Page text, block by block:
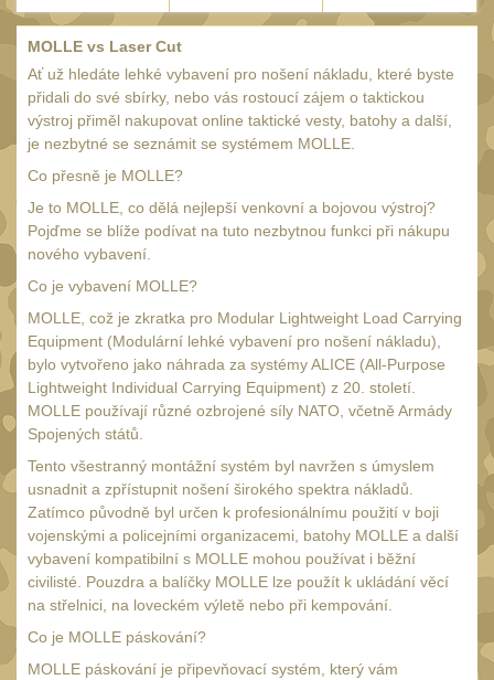
Nášivky104
Ponča a pláštěnky
Čepice, kukly, šátky50
Šiltovky
Chrániče sluchu
Ostatní40
DOPLŇKY(398)
vycpávky
Karabiny a přezky75
Kroužky, šňůrky,
koncovky25
Nášivky
Samonavíjecí držáky1
Zámky1
Nepromokavý potahy a
vaky
Adaptéry
MOLLE vs Laser Cut
Ať už hledáte lehké vybavení pro nošení nákladu, které byste
přidali do své sbírky, nebo vás rostoucí zájem o taktickou
výstroj přiměl nakupovat online taktické vesty, batohy a další,
je nezbytné se seznámit se systémem MOLLE.
Co přesně je MOLLE?
Je to MOLLE, co dělá nejlepší venkovní a bojovou výstroj?
Pojďme se blíže podívat na tuto nezbytnou funkci při nákupu
nového vybavení.
Co je vybavení MOLLE?
MOLLE, což je zkratka pro Modular Lightweight Load Carrying
Equipment (Modulární lehké vybavení pro nošení nákladu),
bylo vytvořeno jako náhrada za systémy ALICE (All-Purpose
Lightweight Individual Carrying Equipment) z 20. století.
MOLLE používají různé ozbrojené síly NATO, včetně Armády
Spojených států.
Tento všestranný montážní systém byl navržen s úmyslem
usnadnit a zpřístupnit nošení širokého spektra nákladů.
Zatímco původně byl určen k profesionálnímu použití v boji
vojenskými a policejními organizacemi, batohy MOLLE a další
vybavení kompatibilní s MOLLE mohou používat i běžní
civilisté. Pouzdra a balíčky MOLLE lze použít k ukládání věcí
na střelnici, na loveckém výletě nebo při kempování.
Co je MOLLE páskování?
MOLLE páskování je připevňovací systém, který vám